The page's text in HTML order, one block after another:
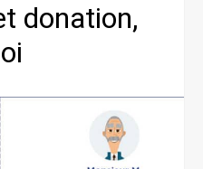
donation,